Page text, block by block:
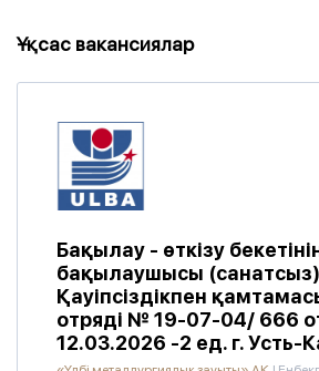
Ұқсас вакансиялар
Бақылау - өткізу
бақылаушысы (санатсыз)
Қауіпсіздікпен
отряді № 19-07-04/ 666
12.03.2026 -2 ед. г. Усть-